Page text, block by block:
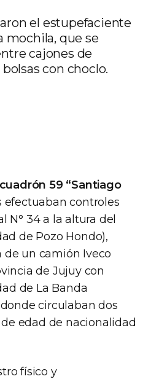
el estupefaciente
mochila, que se
cajones de
con choclo.
59 “Santiago
efectuaban controles
N° 34 a la altura del
de Pozo Hondo),
un camión Iveco
de Jujuy con
de La Banda
circulaban dos
edad de nacionalidad
físico y